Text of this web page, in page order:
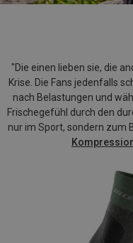
"Die einen lieben sie, die
Krise. Die Fans jedenfalls
nach Belastungen und
Frischegefühl durch den
nur im Sport, sondern zum